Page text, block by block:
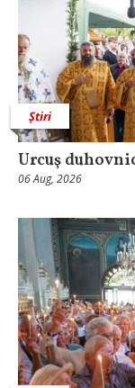
Știri
Urcuş
06 Aug, 2026